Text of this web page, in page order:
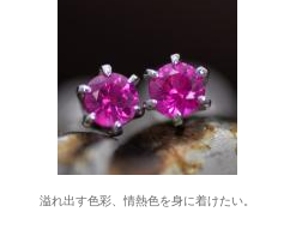
溢れ出す色彩、情熱色を身に着けたい。